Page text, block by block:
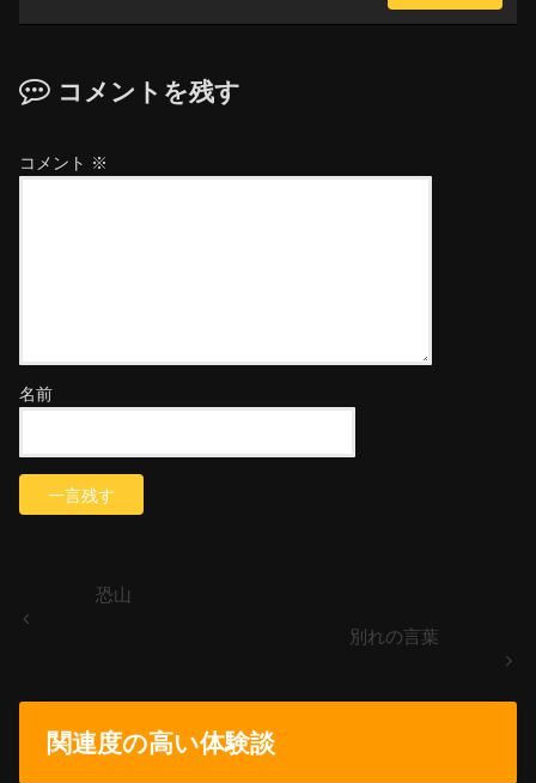
コメントを残す
コメント ※
名前
恐山
別れの言葉
関連度の高い体験談